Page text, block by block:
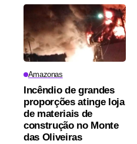
Amazonas
Incêndio de grandes
proporções atinge loja
de materiais de
construção no Monte
das Oliveiras